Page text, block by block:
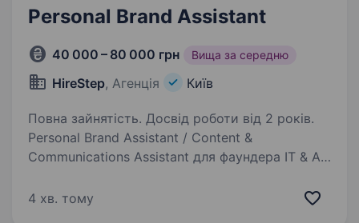
Personal Brand Assistant
40 000 – 80 000 грн Вища за середню
HireStep, Агенція Київ
Повна зайнятість. Досвід роботи від 2 років.
Personal Brand Assistant / Content &
Communications Assistant для фаундера IT & AI-
$1000-$2000 Шукаємо людину, яка стане
4 хв. тому